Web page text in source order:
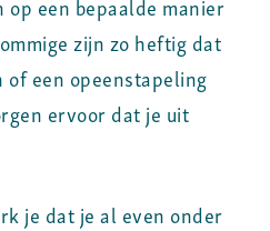
zijn zo heftig dat
een opeenstapeling
ervoor dat je uit
je dat je al even onder